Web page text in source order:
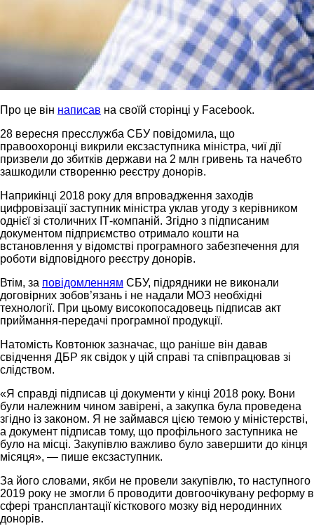
Про це він написав на своїй сторінці у Facebook.
28 вересня пресслужба СБУ повідомила, що
правоохоронці викрили ексзаступника міністра, чиї дії
призвели до збитків держави на 2 млн гривень та начебто
зашкодили створенню реєстру донорів.
Наприкінці 2018 року для впровадження заходів
цифровізації заступник міністра уклав угоду з керівником
однієї зі столичних ІТ-компаній. Згідно з підписаним
документом підприємство отримало кошти на
встановлення у відомстві програмного забезпечення для
роботи відповідного реєстру донорів.
Втім, за повідомленням СБУ, підрядники не виконали
договірних зобов’язань і не надали МОЗ необхідні
технології. При цьому високопосадовець підписав акт
приймання-передачі програмної продукції.
Натомість Ковтонюк зазначає, що раніше він давав
свідчення ДБР як свідок у цій справі та співпрацював зі
слідством.
«Я справді підписав ці документи у кінці 2018 року. Вони
були належним чином завірені, а закупка була проведена
згідно із законом. Я не займався цією темою у міністерстві,
а документ підписав тому, що профільного заступника не
було на місці. Закупівлю важливо було завершити до кінця
місяця», — пише ексзаступник.
За його словами, якби не провели закупівлю, то наступного
2019 року не змогли б проводити довгоочікувану реформу в
сфері трансплантації кісткового мозку від неродинних
донорів.